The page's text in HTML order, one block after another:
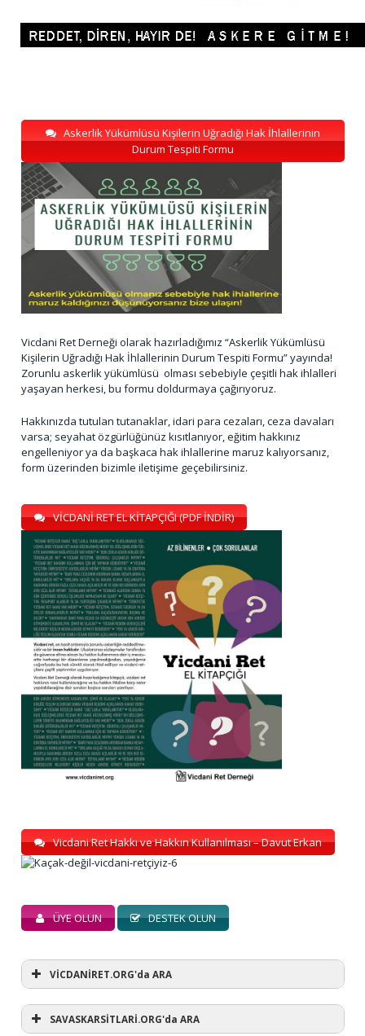
Askerlik Yükümlüsü Kişilerin Uğradığı Hak İhlallerinin
Durum Tespiti Formu
Vicdani Ret Derneği olarak hazırladığımız “Askerlik Yükümlüsü
Kişilerin Uğradığı Hak İhlallerinin Durum Tespiti Formu” yayında!
Zorunlu askerlik yükümlüsü olması sebebiyle çeşitli hak ihlalleri
yaşayan herkesi, bu formu doldurmaya çağırıyoruz.
Hakkınızda tutulan tutanaklar, idari para cezaları, ceza davaları
varsa; seyahat özgürlüğünüz kısıtlanıyor, eğitim hakkınız
engelleniyor ya da başkaca hak ihlallerine maruz kalıyorsanız,
form üzerinden bizimle iletişime geçebilirsiniz.
VİCDANİ RET EL KİTAPÇIĞI (PDF İNDİR)
Vicdani Ret Hakkı ve Hakkın Kullanılması – Davut Erkan
ÜYE OLUN DESTEK OLUN
VİCDANİRET.ORG'da ARA
SAVASKARSİTLARİ.ORG'da ARA